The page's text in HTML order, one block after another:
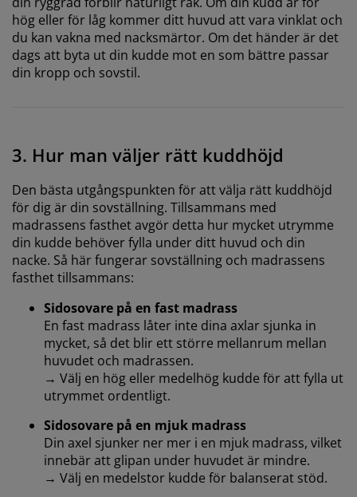
hög eller för låg kommer ditt huvud att vara vinklat och
du kan vakna med nacksmärtor. Om det händer är det
dags att byta ut din kudde mot en som bättre passar
din kropp och sovstil.
3. Hur man väljer rätt kuddhöjd
Den bästa utgångspunkten för att välja rätt kuddhöjd
för dig är din sovställning. Tillsammans med
madrassens fasthet avgör detta hur mycket utrymme
din kudde behöver fylla under ditt huvud och din
nacke. Så här fungerar sovställning och madrassens
fasthet tillsammans:
Sidosovare på en fast madrass
En fast madrass låter inte dina axlar sjunka in
mycket, så det blir ett större mellanrum mellan
huvudet och madrassen.
→ Välj en hög eller medelhög kudde för att fylla ut
utrymmet ordentligt.
Sidosovare på en mjuk madrass
Din axel sjunker ner mer i en mjuk madrass, vilket
innebär att glipan under huvudet är mindre.
→ Välj en medelstor kudde för balanserat stöd.